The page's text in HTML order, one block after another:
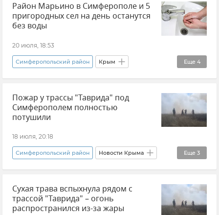
Мототранспорт Госавтоинспекция Крыма
Происшествия
Район Марьино в Симферополе и 5
пригородных сел на день останутся
без воды
20 июля, 18:53
Еще 4
Симферопольский район Крым
Новости Крыма Вода Крыма
Симферополь Отключение воды в Крыму
Пожар у трассы "Таврида" под
Симферополем полностью
потушили
18 июля, 20:18
Еще 3
Симферопольский район Новости Крыма
Трасса Таврида
ГУ МЧС РФ по Республике Крым Пожар
Сухая трава вспыхнула рядом с
трассой "Таврида" – огонь
распространился из-за жары